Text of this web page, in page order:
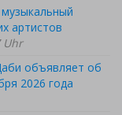
артистов
Uhr
объявляет об
2026 года